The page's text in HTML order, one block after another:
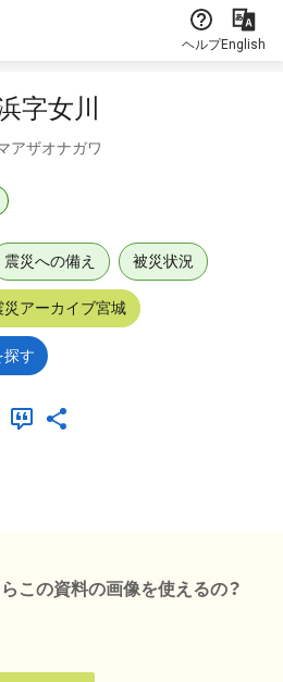
ヘルプEnglish
字女川
アザオナガワ
震災への備え 被災状況
災アーカイブ宮城
探す
この資料の画像を使えるの？